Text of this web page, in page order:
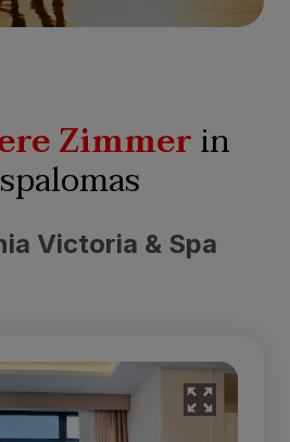
Zimmerin
Victoria & Spa